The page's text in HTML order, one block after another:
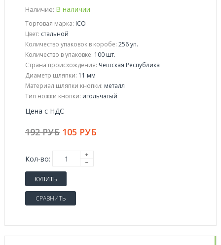
Наличие: В наличии
Торговая марка: ICO
Цвет: стальной
Количество упаковок в коробе: 256 уп.
Количество в упаковке: 100 шт.
Страна происхождения: Чешская Республика
Диаметр шляпки: 11 мм
Материал шляпки кнопки: металл
Тип ножки кнопки: игольчатый
Цена с НДС
192 РУБ 105 РУБ
Кол-во:
КУПИТЬ
СРАВНИТЬ